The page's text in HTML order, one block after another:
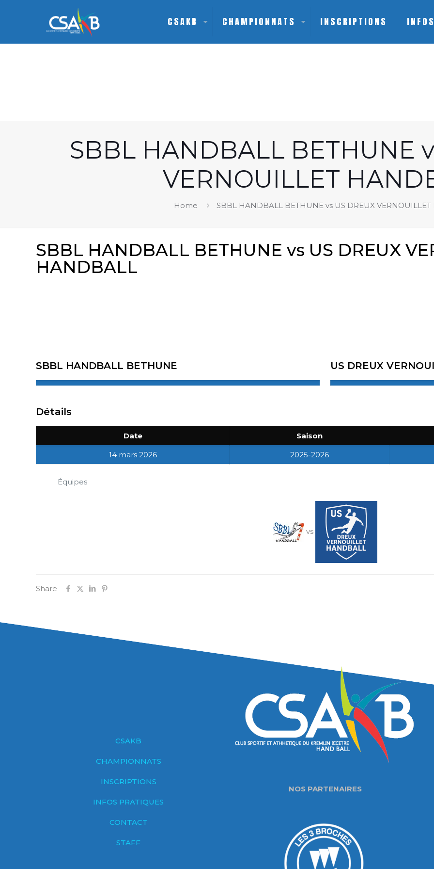
CSAKB CHAMPIONNATS INSCRIPTIONS
SBBL HANDBALL BETHUNE
VERNOUILLET
Home SBBL HANDBALL BETHUNE vs US DREUX
SBBL HANDBALL BETHUNE vs US DREUX
HANDBALL
SBBL HANDBALL BETHUNE US DREUX
Détails
Date Saison
14 mars 2026 2025-2026
Équipes
vs
Share
CSAKB
CHAMPIONNATS
INSCRIPTIONS
INFOS PRATIQUES
CONTACT
STAFF
NOS PARTENAIRES